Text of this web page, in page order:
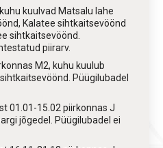
kuulvad Matsalu lahe
Kalatee sihtkaitsevöönd
sihtkaitsevöönd.
piirarv.
M2, kuhu kuulub
Püügilubadel
01.01-15.02 piirkonnas J
jõgedel. Püügilubadel ei